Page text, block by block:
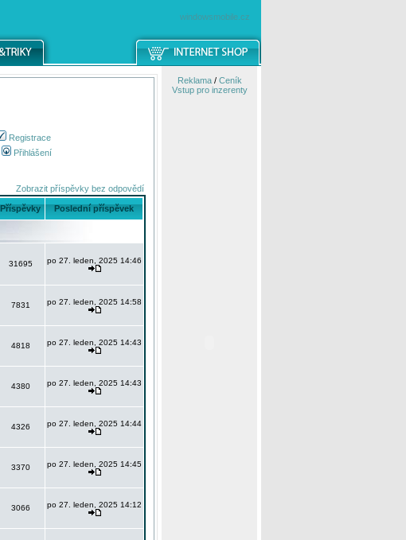
windowsmobile.cz
Registrace
Přihlášení
Zobrazit příspěvky bez odpovědí
Příspěvky Poslední příspěvek
31695 po 27. leden, 2025 14:46
7831 po 27. leden, 2025 14:58
4818 po 27. leden, 2025 14:43
4380 po 27. leden, 2025 14:43
4326 po 27. leden, 2025 14:44
3370 po 27. leden, 2025 14:45
3066 po 27. leden, 2025 14:12
Reklama/ Ceník
Vstup pro inzerenty